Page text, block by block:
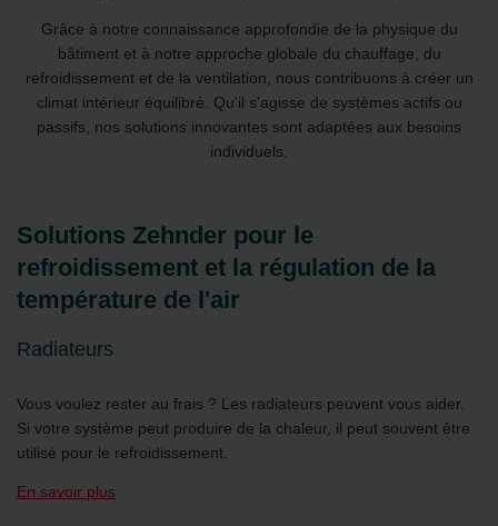
Grâce à notre connaissance approfondie de la physique du
bâtiment et à notre approche globale du chauffage, du
refroidissement et de la ventilation, nous contribuons à créer un
climat intérieur équilibré. Qu'il s'agisse de systèmes actifs ou
passifs, nos solutions innovantes sont adaptées aux besoins
individuels.
Solutions Zehnder pour le
refroidissement et la régulation de la
température de l'air
Radiateurs
Vous voulez rester au frais ? Les radiateurs peuvent vous aider.
Si votre système peut produire de la chaleur, il peut souvent être
utilisé pour le refroidissement.
En savoir plus